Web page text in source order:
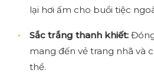
lại hơi ấm cho buổi tiệc
Sắc trắng thanh khiết:
mang đến vẻ trang nhã và
thể.